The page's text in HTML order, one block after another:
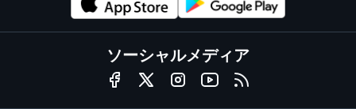
ソーシャルメディア